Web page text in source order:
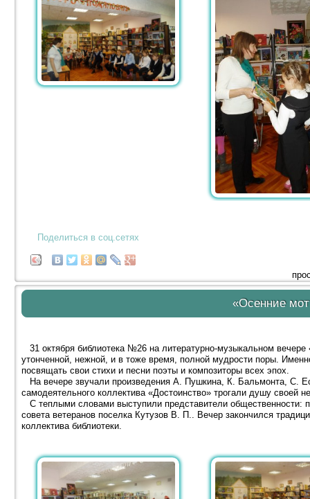
Поделиться в соц.сетях
«Осенние
31 октября библиотека №26 на литературно-музыкальном
утонченной, нежной, и в тоже время, полной мудрости поры.
посвящать свои стихи и песни поэты и композиторы всех эпох.
На вечере звучали произведения А. Пушкина, К. Бальмонта, С.
самодеятельного коллектива «Достоинство» трогали душу своей
С теплыми словами выступили представители общественности:
совета ветеранов поселка Кутузов В. П.. Вечер закончился
коллектива библиотеки.